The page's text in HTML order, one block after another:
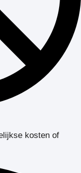
kosten of